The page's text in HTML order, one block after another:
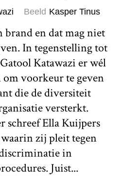
Beeld Kasper Tinus
brand en dat mag niet
In tegenstelling tot
Katawazi er wél
voorkeur te geven
die de diversiteit
versterkt.
schreef Ella Kuijpers
zij pleit tegen
in
Juist...